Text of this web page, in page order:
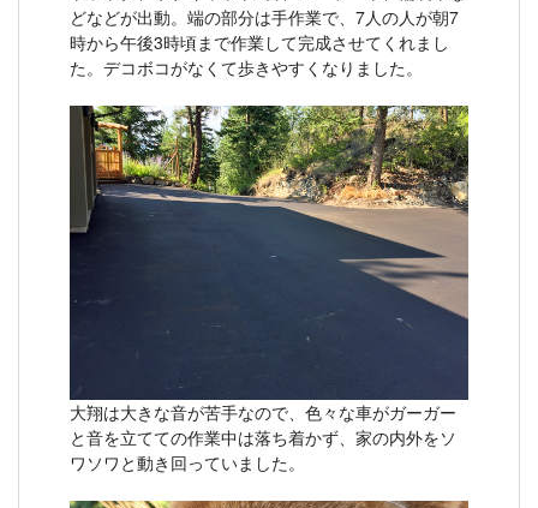
どなどが出動。端の部分は手作業で、7人の人が朝7
時から午後3時頃まで作業して完成させてくれまし
た。デコボコがなくて歩きやすくなりました。
大翔は大きな音が苦手なので、色々な車がガーガー
と音を立てての作業中は落ち着かず、家の内外をソ
ワソワと動き回っていました。